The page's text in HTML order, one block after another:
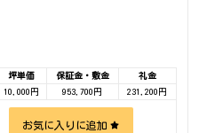
坪単価 保証金・敷金
礼金
10,000円 953,700円 231,200円
お気に入りに追加